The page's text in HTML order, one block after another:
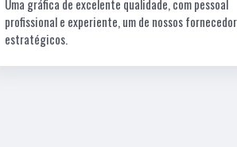
Uma gráfica de excelente qualidade, com pessoal
profissional e experiente, um de nossos
estratégicos.